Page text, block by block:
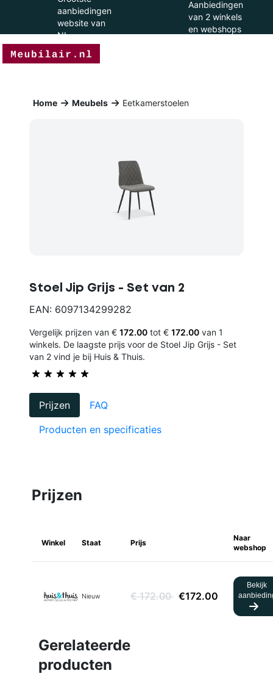
aanbiedingen
website van
NL
Aanbiedingen
van 2 winkels
en webshops
Home Meubels Eetkamerstoelen
Stoel Jip Grijs - Set van 2
EAN: 6097134299282
Vergelijk prijzen van € 172.00 tot € 172.00 van 1
winkels. De laagste prijs voor de Stoel Jip Grijs - Set
van 2 vind je bij Huis & Thuis.
Prijzen
FAQ
Producten en specificaties
Prijzen
Winkel Staat Prijs
Naar
webshop
Nieuw € 172.00 €172.00
Bekijk
Gerelateerde
producten